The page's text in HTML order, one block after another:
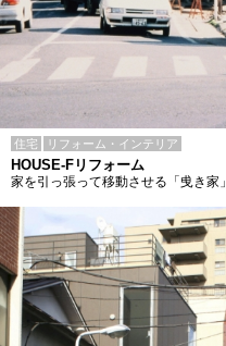
住宅 リフォーム・インテリア
HOUSE-Fリフォーム
家を引っ張って移動させる「曵き家」